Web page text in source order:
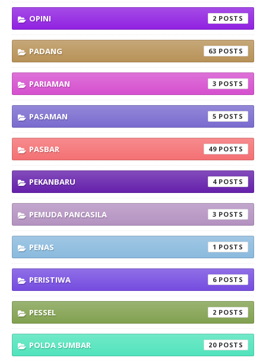
OPINI 2
PADANG 63
PARIAMAN 3
PASAMAN 5
PASBAR 49
PEKANBARU 4
PEMUDA PANCASILA 3
PENAS 1
PERISTIWA 6
PESSEL 2
POLDA SUMBAR 20